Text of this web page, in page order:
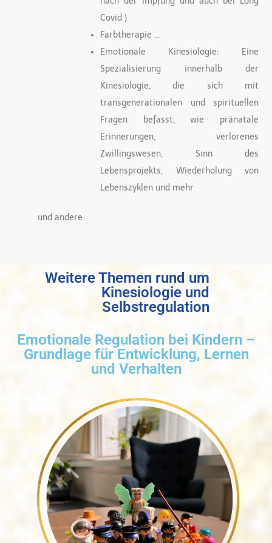
Covid )
Farbtherapie …
Emotionale Kinesiologie: Eine
Spezialisierung innerhalb der
Kinesiologie, die sich mit
transgenerationalen und spirituellen
Fragen befasst, wie pränatale
Erinnerungen, verlorenes
Zwillingswesen, Sinn des
Lebensprojekts, Wiederholung von
Lebenszyklen und mehr
und andere
Weitere Themen rund um
Kinesiologie und
Selbstregulation
Emotionale Regulation bei Kindern –
Grundlage für Entwicklung, Lernen
und Verhalten